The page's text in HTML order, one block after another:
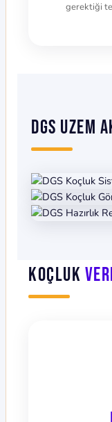
gerektiği
DGS UZEM
Koçluk